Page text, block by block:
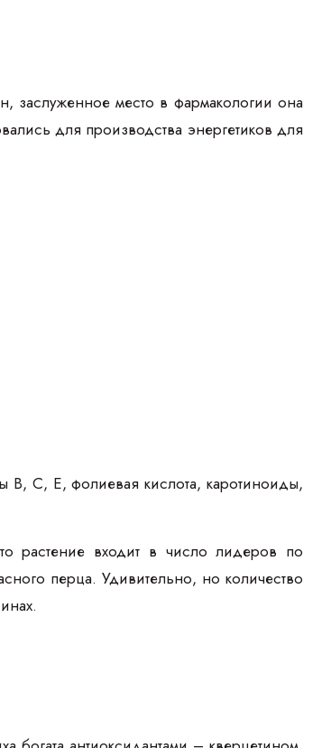
заслуженное место в фармакологии она
для производства энергетиков для
В, С, Е, фолиевая кислота, каротиноиды,
растение входит в число лидеров по
перца. Удивительно, но количество